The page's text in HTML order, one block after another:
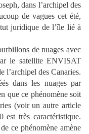
dans l’archipel des
de vagues cet été,
juridique de l’île lié à
de nuages avec
le satellite ENVISAT
l’archipel des Canaries.
dans les nuages par
que ce phénomène soit
(voir un autre article
très caractéristique.
ce phénomène amène